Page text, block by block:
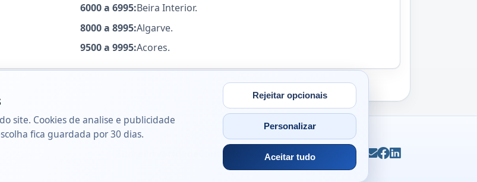
6000 a 6995:Beira Interior.
8000 a 8995:Algarve.
9500 a 9995:Acores.
em Portugal.
Contacto © 2026Antonio Campos EmailFacebook
site. Cookies de analise e publicidade
fica guardada por 30 dias.
Rejeitar opcionais
Personalizar
Aceitar tudo